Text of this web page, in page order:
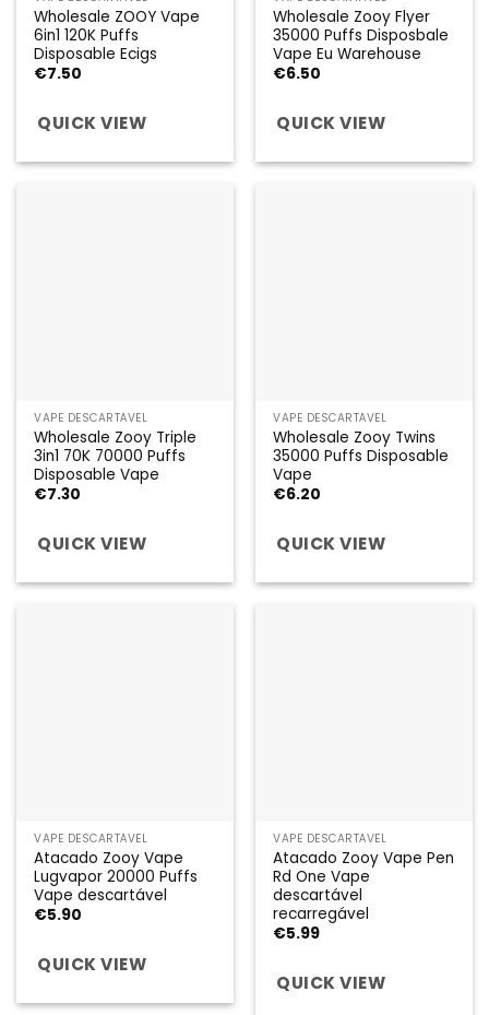
Wholesale ZOOY Vape
6in1 120K Puffs
Disposable Ecigs
€7.50
QUICK VIEW
Wholesale Zooy Flyer
35000 Puffs Disposbale
Vape Eu Warehouse
€6.50
QUICK VIEW
VAPE DESCARTÁVEL
Wholesale Zooy Triple
3in1 70K 70000 Puffs
Disposable Vape
€7.30
QUICK VIEW
VAPE DESCARTÁVEL
Wholesale Zooy Twins
35000 Puffs Disposable
Vape
€6.20
QUICK VIEW
VAPE DESCARTÁVEL
Atacado Zooy Vape
Lugvapor 20000 Puffs
Vape descartável
€5.90
QUICK VIEW
VAPE DESCARTÁVEL
Atacado Zooy Vape Pen
Rd One Vape
descartável
recarregável
€5.99
QUICK VIEW